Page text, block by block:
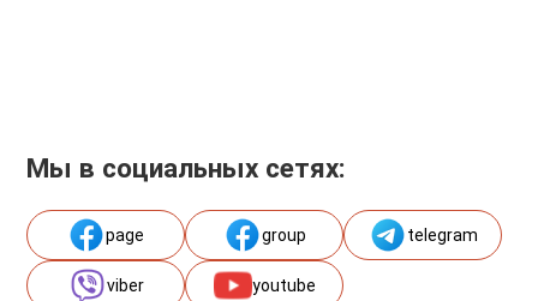
Мы в социальных сетях:
page group telegram
viber youtube